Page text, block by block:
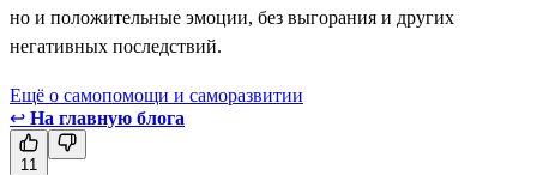
но и положительные эмоции, без выгорания и других
негативных последствий.
Ещё о самопомощи и саморазвитии
↩ На главную блога
11